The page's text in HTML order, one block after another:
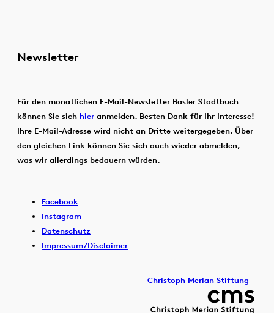
Newsletter
Für den monatlichen E-Mail-Newsletter Basler Stadtbuch
können Sie sich hier anmelden. Besten Dank für Ihr Interesse!
Ihre E-Mail-Adresse wird nicht an Dritte weitergegeben. Über
den gleichen Link können Sie sich auch wieder abmelden,
was wir allerdings bedauern würden.
Facebook
Instagram
Datenschutz
Impressum/Disclaimer
Christoph Merian Stiftung